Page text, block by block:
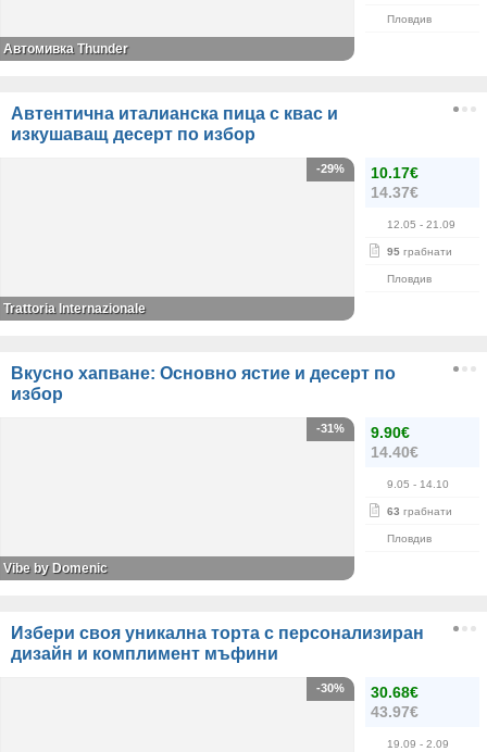
Пловдив
Автомивка Thunder
Автентична италианска пица с квас и
изкушаващ десерт по избор
10.17€
14.37€
12.05 - 21.09
95 грабнати
Пловдив
-29%
Trattoria Internazionale
Вкусно хапване: Основно ястие и десерт по
избор
9.90€
14.40€
9.05 - 14.10
63 грабнати
Пловдив
-31%
Vibe by Domenic
Избери своя уникална торта с персонализиран
дизайн и комплимент мъфини
30.68€
43.97€
19.09 - 2.09
-30%